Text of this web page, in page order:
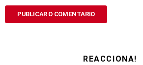
REACCIONA!